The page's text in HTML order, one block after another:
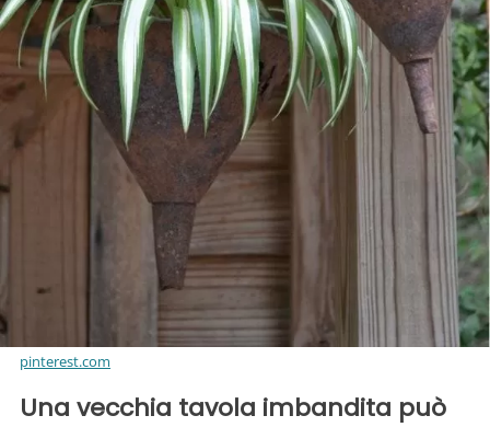
pinterest.com
Una vecchia tavola imbandita può